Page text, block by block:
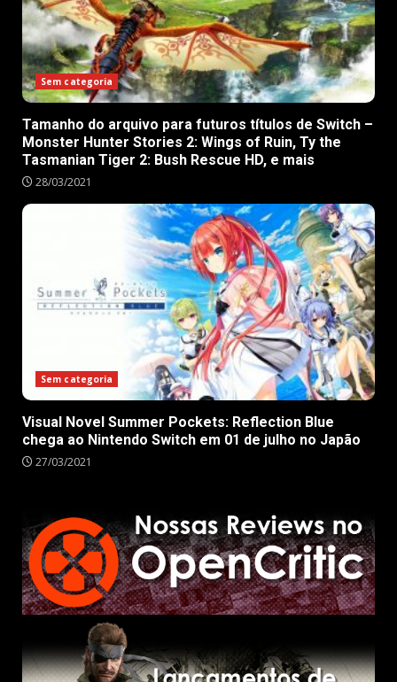
Sem categoria
Tamanho do arquivo para futuros títulos de Switch –
Monster Hunter Stories 2: Wings of Ruin, Ty the
Tasmanian Tiger 2: Bush Rescue HD, e mais
28/03/2021
Sem categoria
Visual Novel Summer Pockets: Reflection Blue
chega ao Nintendo Switch em 01 de julho no Japão
27/03/2021